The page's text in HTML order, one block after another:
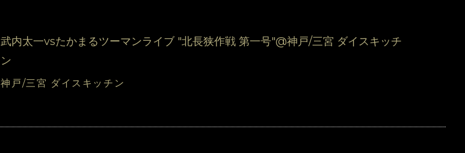
武内太一vsたかまるツーマンライブ "北長狭作戦 第一号"@神戸/三宮 ダイスキッチ
ン
神戸/三宮 ダイスキッチン